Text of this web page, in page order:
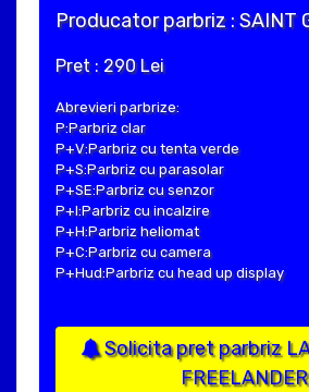
Producator parbriz : SAINT
Pret : 290 Lei
Abrevieri parbrize:
P:Parbriz clar
P+V:Parbriz cu tenta verde
P+S:Parbriz cu parasolar
P+SE:Parbriz cu senzor
P+I:Parbriz cu incalzire
P+H:Parbriz heliomat
P+C:Parbriz cu camera
P+Hud:Parbriz cu head up display
Solicita pret parbriz
FREELANDER